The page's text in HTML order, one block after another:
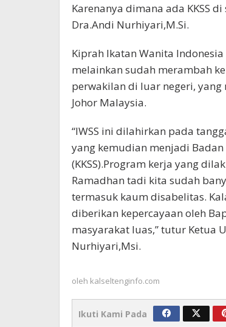
Karenanya dimana ada KKSS
Dra.Andi Nurhiyari,M.Si.
Kiprah Ikatan Wanita
melainkan sudah merambah
perwakilan di luar negeri, yang
Johor Malaysia.
“IWSS ini dilahirkan pada
yang kemudian menjadi
(KKSS).Program kerja yang
Ramadhan tadi kita sudah
termasuk kaum disabelitas.
diberikan kepercayaan oleh
masyarakat luas,” tutur Ketua
Nurhiyari,Msi.
oleh kalseltenginfo.com
Ikuti Kami Pada